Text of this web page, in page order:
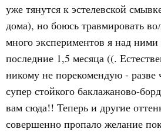
уже тянутся к эстелевской
дома), но боюсь травмировать
много экспериментов я над ними
последние 1,5 месяца ((.
никому не порекомендую - разве
супер стойкого баклажаново-
вам сюда!! Теперь и другие
совершенно пропало желание